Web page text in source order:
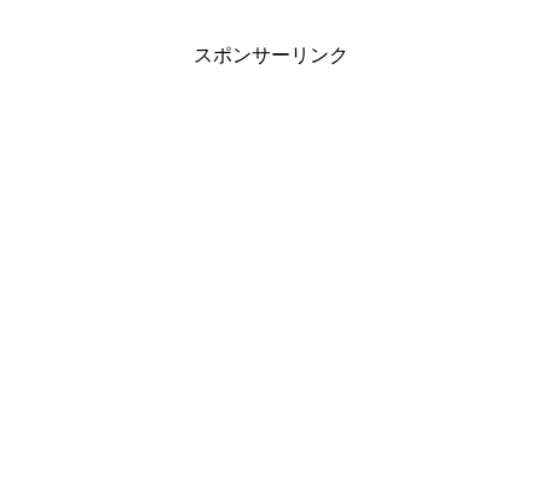
スポンサーリンク